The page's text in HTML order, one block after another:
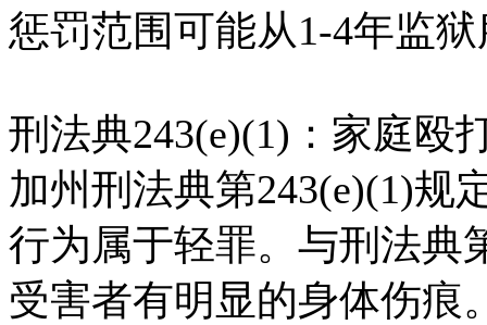
惩罚范围可能从1-4年监
刑法典243(e)(1)：家庭殴
加州刑法典第243(e)(1)规
行为属于轻罪。与刑法典
受害者有明显的身体伤痕